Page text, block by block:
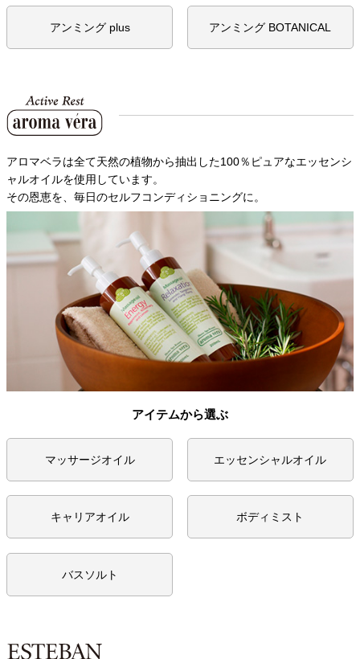
アンミング plus アンミング BOTANICAL
アロマベラは全て天然の植物から抽出した100％ピュアなエッセンシ
ャルオイルを使用しています。
その恩恵を、毎日のセルフコンディショニングに。
アイテムから選ぶ
マッサージオイル エッセンシャルオイル
キャリアオイル ボディミスト
バスソルト